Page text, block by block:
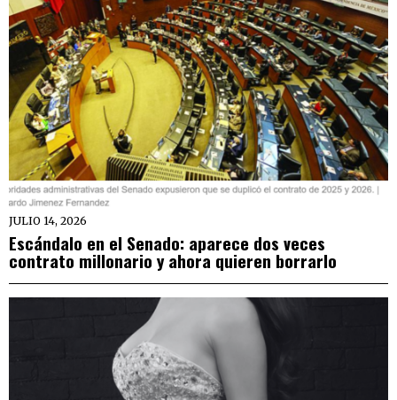
JULIO 14, 2026
Escándalo en el Senado: aparece dos veces
contrato millonario y ahora quieren borrarlo